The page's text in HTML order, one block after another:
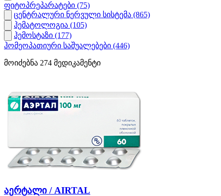
ფიტოპრეპარატები (75)
ცენტრალური ნერვული სისტემა (865)
ჰემატოლოგია (105)
ჰემოსტაზი (177)
ჰომეოპათიური საშუალებები (446)
მოიძებნა 274 მედიკამენტი
აერტალი / AIRTAL